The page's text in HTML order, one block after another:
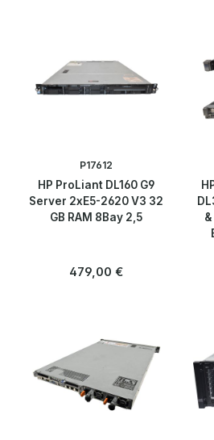
Rackserver
Server Schrank
Terminal Server
Software
Speicherlösungen & SSDs
P17612
HP ProLiant DL160 G9
Server 2xE5-2620 V3 32
GB RAM 8Bay 2,5
Regulärer Preis:
479,00 €